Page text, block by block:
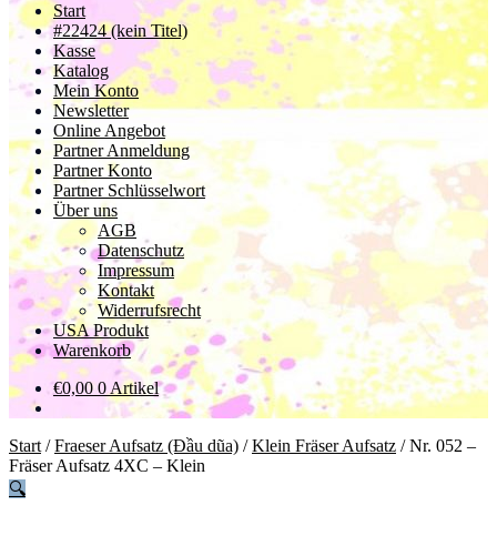
Start
#22424 (kein Titel)
Kasse
Katalog
Mein Konto
Newsletter
Online Angebot
Partner Anmeldung
Partner Konto
Partner Schlüsselwort
Über uns
AGB
Datenschutz
Impressum
Kontakt
Widerrufsrecht
USA Produkt
Warenkorb
€0,00 0 Artikel
Start /Fraeser Aufsatz (Đầu dũa) /Klein Fräser Aufsatz /Nr. 052 –
Fräser Aufsatz 4XC – Klein
🔍